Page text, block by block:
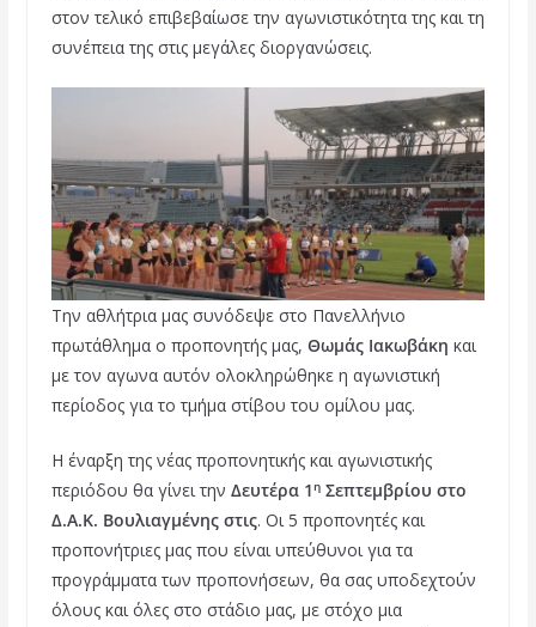
στον τελικό επιβεβαίωσε την αγωνιστικότητα της και τη
συνέπεια της στις μεγάλες διοργανώσεις.
Την αθλήτρια μας συνόδεψε στο Πανελλήνιο
πρωτάθλημα ο προπονητής μας, Θωμάς Ιακωβάκη και
με τον αγωνα αυτόν ολοκληρώθηκε η αγωνιστική
περίοδος για το τμήμα στίβου του ομίλου μας.
Η έναρξη της νέας προπονητικής και αγωνιστικής
περιόδου θα γίνει την Δευτέρα 1ηΣεπτεμβρίου στο
Δ.Α.Κ. Βουλιαγμένης στις. Οι 5 προπονητές και
προπονήτριες μας που είναι υπεύθυνοι για τα
προγράμματα των προπονήσεων, θα σας υποδεχτούν
όλους και όλες στο στάδιο μας, με στόχο μια